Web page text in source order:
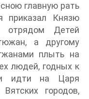
главную рать
Князю
отрядом Детей
а другому
плыть на
людей, годных к
идти на Царя
городов,